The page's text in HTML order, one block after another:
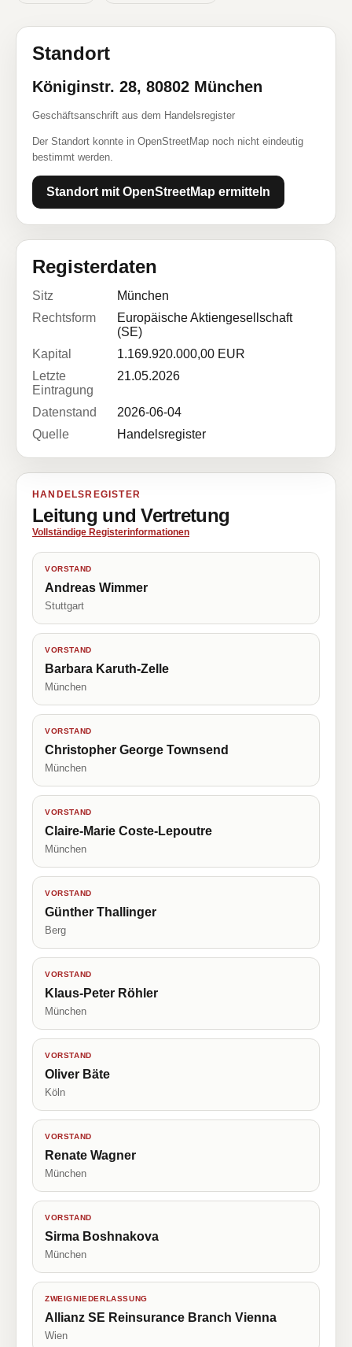
Standort
Königinstr. 28, 80802 München
Geschäftsanschrift aus dem Handelsregister
Der Standort konnte in OpenStreetMap noch nicht eindeutig
bestimmt werden.
Standort mit OpenStreetMap ermitteln
Registerdaten
Sitz
München
Rechtsform
Europäische Aktiengesellschaft
(SE)
Kapital
1.169.920.000,00 EUR
Letzte
Eintragung
21.05.2026
Datenstand
2026-06-04
Quelle
Handelsregister
HANDELSREGISTER
Leitung und Vertretung
Vollständige Registerinformationen
VORSTAND
Andreas Wimmer
Stuttgart
VORSTAND
Barbara Karuth-Zelle
München
VORSTAND
Christopher George Townsend
München
VORSTAND
Claire-Marie Coste-Lepoutre
München
VORSTAND
Günther Thallinger
Berg
VORSTAND
Klaus-Peter Röhler
München
VORSTAND
Oliver Bäte
Köln
VORSTAND
Renate Wagner
München
VORSTAND
Sirma Boshnakova
München
ZWEIGNIEDERLASSUNG
Allianz SE Reinsurance Branch Vienna
Wien